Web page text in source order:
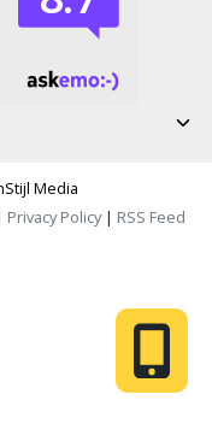
Media
Privacy Policy| RSS Feed